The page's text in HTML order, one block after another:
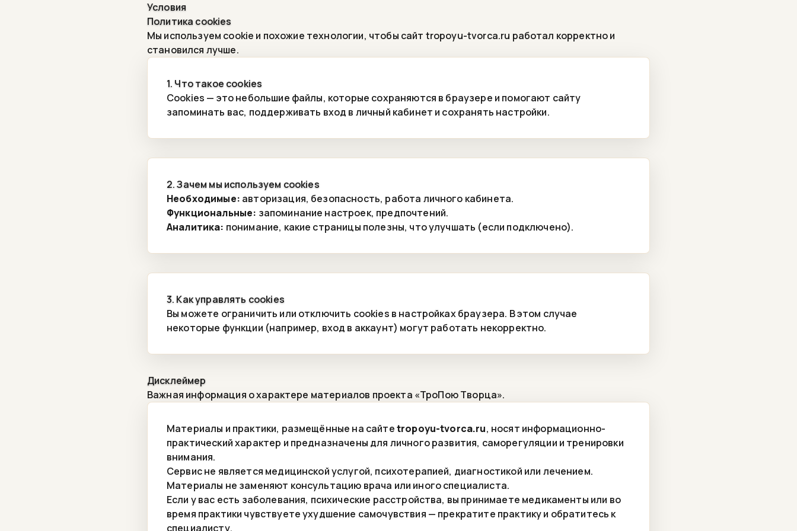
Условия
Политика cookies
Мы используем cookie и похожие технологии, чтобы сайт tropoyu-tvorca.ru работал корректно и
становился лучше.
1. Что такое cookies
Cookies — это небольшие файлы, которые сохраняются в браузере и помогают сайту
запоминать вас, поддерживать вход в личный кабинет и сохранять настройки.
2. Зачем мы используем cookies
Необходимые: авторизация, безопасность, работа личного кабинета.
Функциональные: запоминание настроек, предпочтений.
Аналитика: понимание, какие страницы полезны, что улучшать (если подключено).
3. Как управлять cookies
Вы можете ограничить или отключить cookies в настройках браузера. В этом случае
некоторые функции (например, вход в аккаунт) могут работать некорректно.
Дисклеймер
Важная информация о характере материалов проекта «ТроПою Творца».
Материалы и практики, размещённые на сайтеtropoyu-tvorca.ru, носят информационно-
практический характер и предназначены для личного развития, саморегуляции и тренировки
внимания.
Сервис не является медицинской услугой, психотерапией, диагностикой или лечением.
Материалы не заменяют консультацию врача или иного специалиста.
Если у вас есть заболевания, психические расстройства, вы принимаете медикаменты или во
время практики чувствуете ухудшение самочувствия — прекратите практику и обратитесь к
специалисту.